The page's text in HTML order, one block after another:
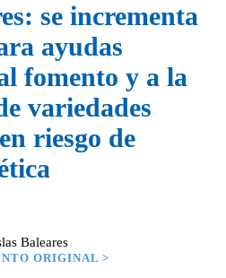
se incrementa
ayudas
fomento y a la
variedades
riesgo de
Baleares
ORIGINAL >